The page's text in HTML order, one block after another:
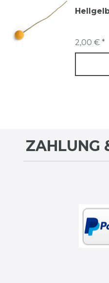
2,00 € *
ZAHLUNG